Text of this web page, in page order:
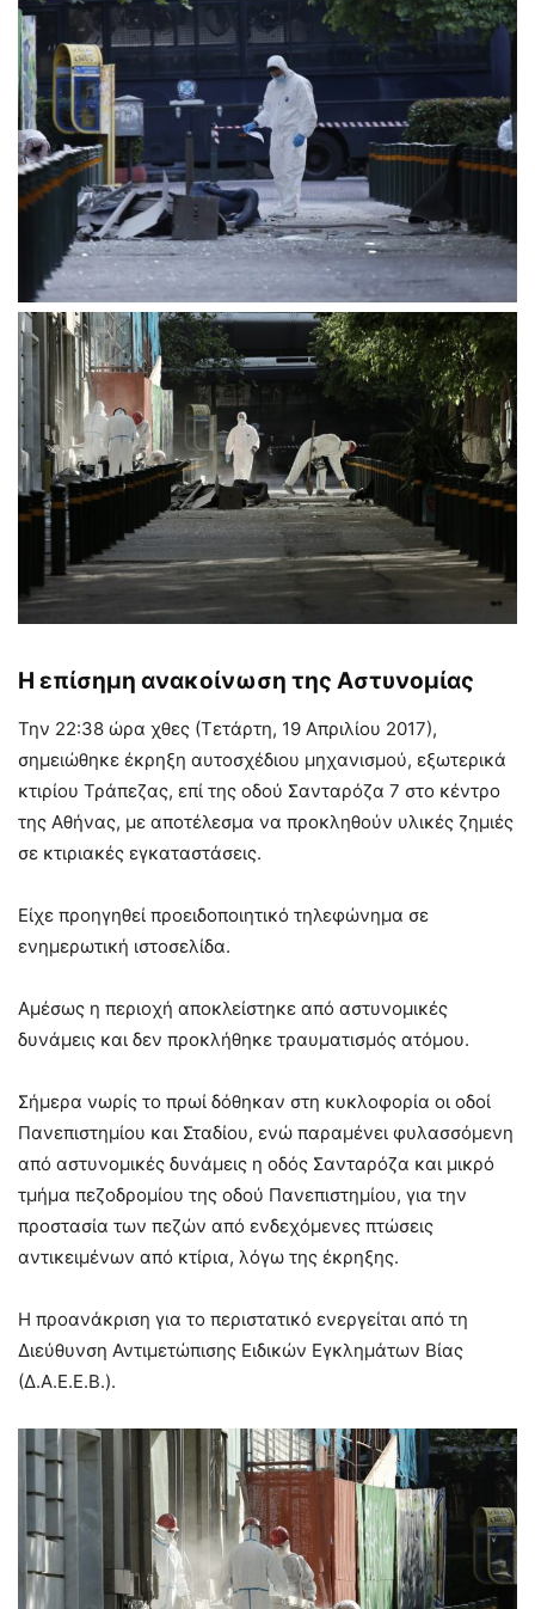
Η επίσημη ανακοίνωση της Αστυνομίας
Την 22:38 ώρα χθες (Τετάρτη, 19 Απριλίου 2017),
σημειώθηκε έκρηξη αυτοσχέδιου μηχανισμού, εξωτερικά
κτιρίου Τράπεζας, επί της οδού Σανταρόζα 7 στο κέντρο
της Αθήνας, με αποτέλεσμα να προκληθούν υλικές ζημιές
σε κτιριακές εγκαταστάσεις.
Είχε προηγηθεί προειδοποιητικό τηλεφώνημα σε
ενημερωτική ιστοσελίδα.
Αμέσως η περιοχή αποκλείστηκε από αστυνομικές
δυνάμεις και δεν προκλήθηκε τραυματισμός ατόμου.
Σήμερα νωρίς το πρωί δόθηκαν στη κυκλοφορία οι οδοί
Πανεπιστημίου και Σταδίου, ενώ παραμένει φυλασσόμενη
από αστυνομικές δυνάμεις η οδός Σανταρόζα και μικρό
τμήμα πεζοδρομίου της οδού Πανεπιστημίου, για την
προστασία των πεζών από ενδεχόμενες πτώσεις
αντικειμένων από κτίρια, λόγω της έκρηξης.
Η προανάκριση για το περιστατικό ενεργείται από τη
Διεύθυνση Αντιμετώπισης Ειδικών Εγκλημάτων Βίας
(Δ.Α.Ε.Ε.Β.).